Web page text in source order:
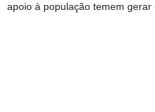
apoio à população temem